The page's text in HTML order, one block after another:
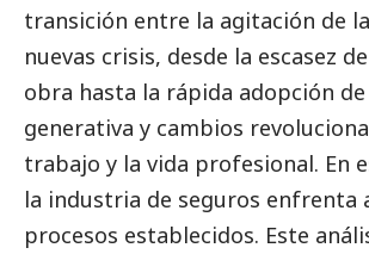
transición entre la agitación de
nuevas crisis, desde la escasez
obra hasta la rápida adopción
generativa y cambios
trabajo y la vida profesional. En
la industria de seguros enfrenta
procesos establecidos. Este